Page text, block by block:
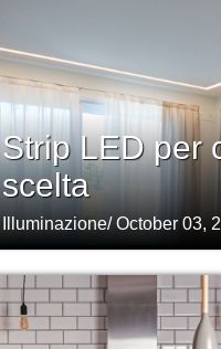
Strip LED per
scelta
Illuminazione/October 03,